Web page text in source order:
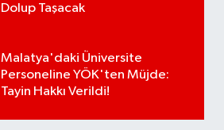
Dolup Taşacak
Malatya'daki Üniversite
Personeline YÖK'ten Müjde:
Tayin Hakkı Verildi!